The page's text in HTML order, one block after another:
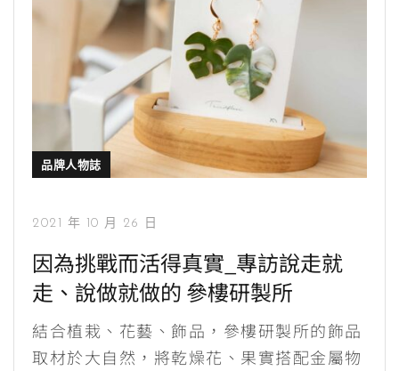
品牌人物誌
2021 年 10 月 26 日
因為挑戰而活得真實_專訪說走就
走、說做就做的 參樓研製所
結合植栽、花藝、飾品，參樓研製所的飾品
取材於大自然，將乾燥花、果實搭配金屬物